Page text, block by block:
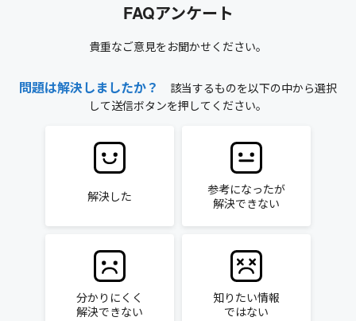
FAQアンケート
貴重なご意見をお聞かせください。
問題は解決しましたか？
該当するものを以下の中から選択
して送信ボタンを押してください。
解決した
参考になったが
解決できない
分かりにくく
解決できない
知りたい情報
ではない